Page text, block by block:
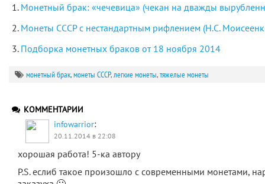
Монетный брак: «чечевица» (чекан на дважды
Монеты СССР с нестандартным рифлением (Н.С.
Подборка монетных браков от 18 ноября 2014
монетный брак,монеты СССР,легкие монеты,тяжелые монеты
КОММЕНТАРИИ
infowarrior:
20.11.2014 в 22:08
хорошая работа! 5-ка автору
P.S. еслиб такое произошло с современными монетами,